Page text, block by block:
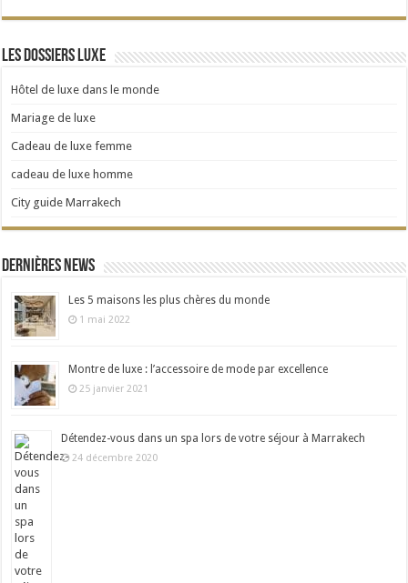
Les dossiers Luxe
Hôtel de luxe dans le monde
Mariage de luxe
Cadeau de luxe femme
cadeau de luxe homme
City guide Marrakech
Dernières news
Les 5 maisons les plus chères du monde
1 mai 2022
Montre de luxe : l’accessoire de mode par excellence
25 janvier 2021
Détendez-vous dans un spa lors de votre séjour à Marrakech
24 décembre 2020